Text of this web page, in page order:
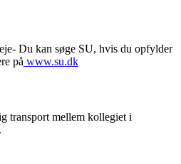
Du kan søge SU, hvis du opfylder
på www.su.dk
transport mellem kollegiet i